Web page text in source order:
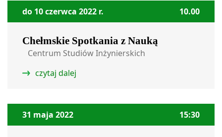
do 10 czerwca 2022 r. 10.00
Chełmskie Spotkania z Nauką
Centrum Studiów Inżynierskich
czytaj dalej
31 maja 2022 15:30